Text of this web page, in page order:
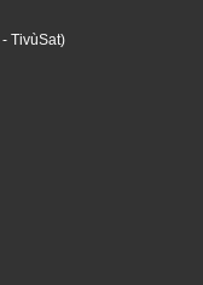
- TivùSat)